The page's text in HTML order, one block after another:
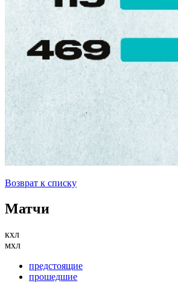
Возврат к списку
Матчи
кхл
мхл
предстоящие
прошедшие